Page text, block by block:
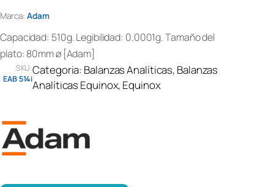
Marca: Adam
Capacidad: 510g. Legibilidad: 0.0001g. Tamaño del
plato: 80mm ø [Adam]
SKU:
EAB 514i
Categoria: Balanzas Analíticas, Balanzas
Analíticas Equinox, Equinox